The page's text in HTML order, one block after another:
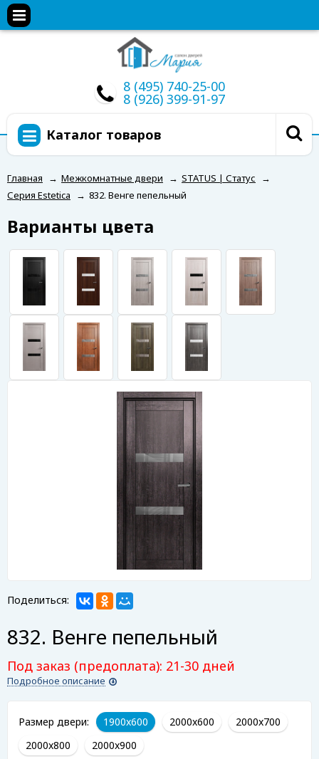
8 (495) 740-25-00
8 (926) 399-91-97
Каталог товаров
Главная → Межкомнатные двери → STATUS | Статус
→
Серия Estetica
→ 832. Венге пепельный
Варианты цвета
Поделиться:
832. Венге пепельный
Под заказ (предоплата): 21-30 дней
Подробное описание
Размер двери: 1900x600 2000x600
2000x700
2000x800
2000x900